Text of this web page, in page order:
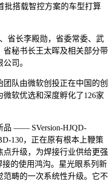
批搭载智控方案的车型打算
长李殿勋，省委常委、武
秘书长王太晖及相关部分带
司。
队由微软创投正在中国的创
软优选和深度孵化了126家
—— SVersion-HJQD-
130，正在原有根本上鞭策
升级，为焊接行业供给更强
的使用鸿沟。星光眼系列新
畴的一次系统性升级。它不